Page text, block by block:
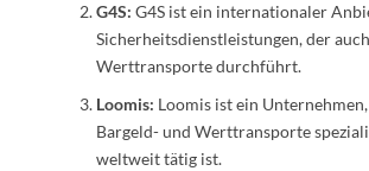
G4S: G4S ist ein internationaler
Sicherheitsdienstleistungen, der auch
Werttransporte durchführt.
Loomis: Loomis ist ein
Bargeld- und Werttransporte
weltweit tätig ist.